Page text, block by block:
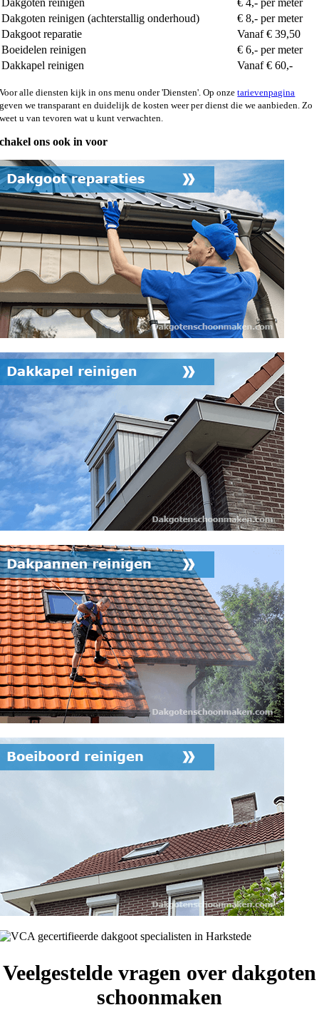
Dakgoten reinigen
€ 4,- per meter
Dakgoten reinigen (achterstallig onderhoud)
€ 8,- per meter
Dakgoot reparatie
Vanaf € 39,50
Boeidelen reinigen
€ 6,- per meter
Dakkapel reinigen
Vanaf € 60,-
Voor alle diensten kijk in ons menu onder 'Diensten'. Op onzetarievenpagina
geven we transparant en duidelijk de kosten weer per dienst die we aanbieden. Zo
weet u van tevoren wat u kunt verwachten.
ons ook in voor
Veelgestelde vragen over dakgoten
schoonmaken